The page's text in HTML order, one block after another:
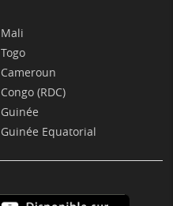
Mali
Togo
Cameroun
Congo (RDC)
Guinée
Guinée Equatorial